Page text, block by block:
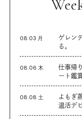
08.03 月
ゲレン
る。
08.06 木
仕事帰
ート鑑賞
08.08 土
よもぎ
温活デ